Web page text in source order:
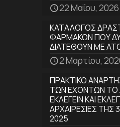
22 Μαΐου, 2026
ΚΑΤΑΛΟΓΟΣ
ΦΑΡΜΑΚΩΝ ΠΟΥ
ΔΙΑΤΕΘΟΥΝ ΜΕ
2 Μαρτίου,
ΠΡΑΚΤΙΚΟ
ΤΩΝ ΕΧΟΝΤΩΝ ΤΟ
ΕΚΛΕΓΕΙΝ ΚΑΙ
ΑΡΧΑΙΡΕΣΙΕΣ ΤΗΣ
2025